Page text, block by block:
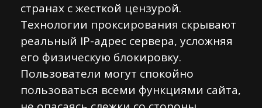
странах с жесткой цензурой.
Технологии проксирования скрывают
реальный IP-адрес сервера, усложняя
его физическую блокировку.
Пользователи могут спокойно
пользоваться всеми функциями сайта,